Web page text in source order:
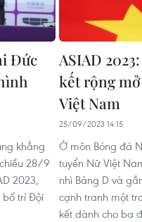
Đức
khẳng
28/9
2023,
bố trí Đội
ASIAD
kết rộng
Việt Nam
25/09/2023 14:15
Ở môn Bóng đá
tuyển Nữ Việt
nhì Bảng D và
cạnh tranh một
kết dành cho ba